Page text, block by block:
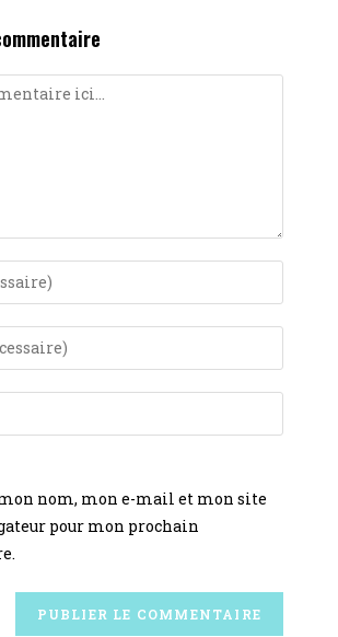
nom, mon e-mail et mon site
pour mon prochain